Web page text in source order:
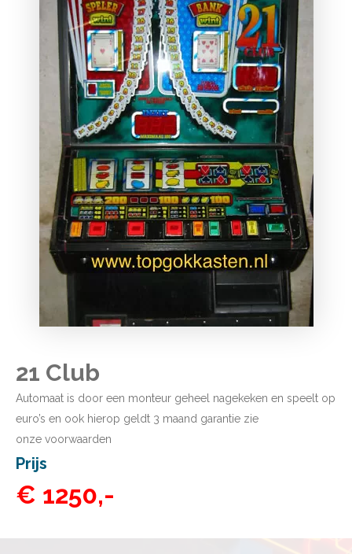
21 Club
Automaat is door een monteur geheel nagekeken en speelt op
euro’s en ook hierop geldt 3 maand garantie zie
onze voorwaarden
Prijs
€ 1250,-